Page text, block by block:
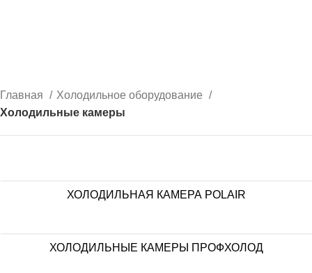
Главная
Холодильное оборудование
Холодильные камеры
ХОЛОДИЛЬНАЯ КАМЕРА POLAIR
ХОЛОДИЛЬНЫЕ КАМЕРЫ ПРОФХОЛОД